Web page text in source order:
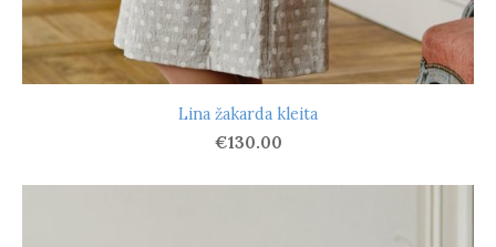
Lina žakarda kleita
€130.00